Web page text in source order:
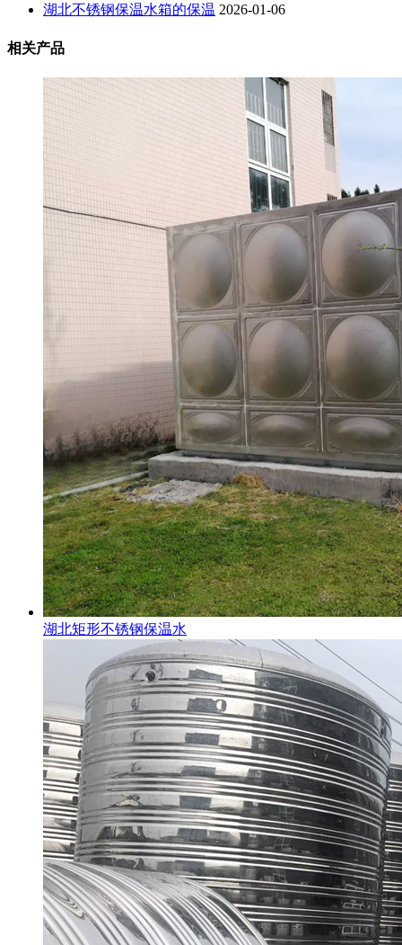
湖北不锈钢保温水箱的保温 2026-01-06
相关产品
湖北矩形不锈钢保温水